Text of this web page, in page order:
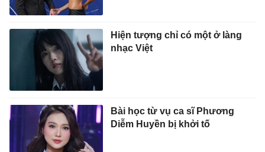
Hiện tượng chỉ có một ở làng
nhạc Việt
Bài học từ vụ ca sĩ Phương
Diễm Huyền bị khởi tố